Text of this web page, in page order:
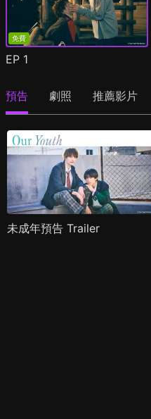
免費
EP 1
預告 劇照 推薦影片
未成年預告 Trailer